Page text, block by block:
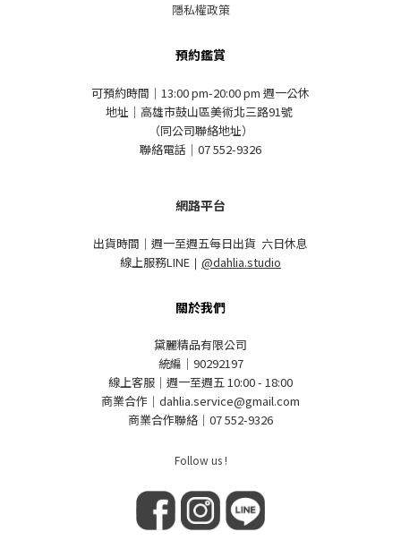
隱私權政策
預約鑑賞
可預約時間｜13:00 pm-20:00 pm 週一公休
地址｜高雄市鼓山區美術北三路91號
（同公司聯絡地址）
聯絡電話｜07 552-9326
網路平台
出貨時間｜週一至週五每日出貨 六日休息
線上服務LINE ｜ @dahlia.studio
關於我們
黛麗精品有限公司
統編｜90292197
線上客服｜週一至週五 10:00 - 18:00
商業合作｜dahlia.service@gmail.com
商業合作聯絡｜07 552-9326
Follow us !